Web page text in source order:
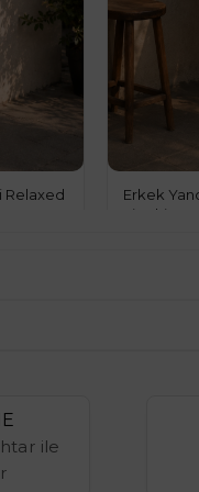
Relaxed
Erkek
Fit Chino
ile